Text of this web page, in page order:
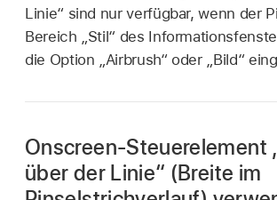
Linie“ sind nur verfügbar, wenn der
Bereich „Stil“ des
die Option „Airbrush“ oder „Bild“
Onscreen-Steuerelement
über der Linie“ (Breite im